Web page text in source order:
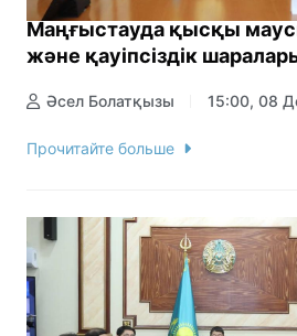
Маңғыстауда қысқы
және қауіпсіздік
Әсел Болатқызы 15:00, 08
Прочитайте больше